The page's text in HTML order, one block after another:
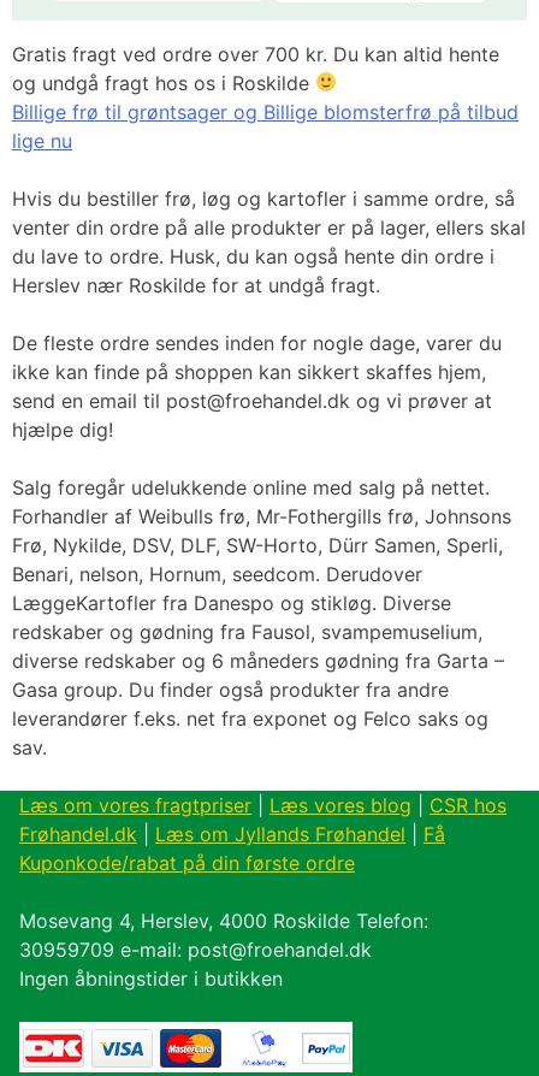
Gratis fragt ved ordre over 700 kr. Du kan altid hente
og undgå fragt hos os i Roskilde
Billige frø til grøntsager og Billige blomsterfrø på tilbud
lige nu
Hvis du bestiller frø, løg og kartofler i samme ordre, så
venter din ordre på alle produkter er på lager, ellers skal
du lave to ordre. Husk, du kan også hente din ordre i
Herslev nær Roskilde for at undgå fragt.
De fleste ordre sendes inden for nogle dage, varer du
ikke kan finde på shoppen kan sikkert skaffes hjem,
send en email til post@froehandel.dk og vi prøver at
hjælpe dig!
Salg foregår udelukkende online med salg på nettet.
Forhandler af Weibulls frø, Mr-Fothergills frø, Johnsons
Frø, Nykilde, DSV, DLF, SW-Horto, Dürr Samen, Sperli,
Benari, nelson, Hornum, seedcom. Derudover
LæggeKartofler fra Danespo og stikløg. Diverse
redskaber og gødning fra Fausol, svampemuselium,
diverse redskaber og 6 måneders gødning fra Garta –
Gasa group. Du finder også produkter fra andre
leverandører f.eks. net fra exponet og Felco saks og
sav.
Læs om vores fragtpriser Læs vores blog
CSR hos
Frøhandel.dk
Læs om Jyllands Frøhandel
Få
Kuponkode/rabat på din første ordre
Mosevang 4, Herslev, 4000 Roskilde Telefon:
30959709 e-mail: post@froehandel.dk
Ingen åbningstider i butikken